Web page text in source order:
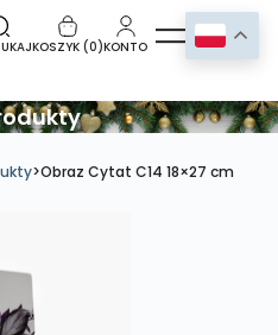
KOSZYK (0)KONTO
>Obraz Cytat C14 18×27 cm